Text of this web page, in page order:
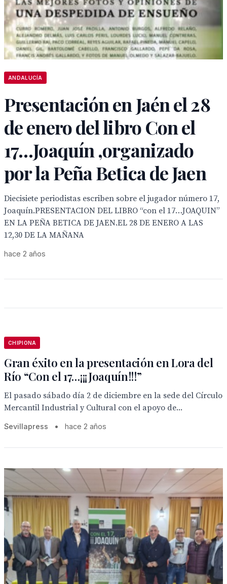
ANDALUCÍA
Presentación en Jaén el 28
de enero del libro Con el
17…Joaquín ,organizado
por la Peña Betica de Jaen
Diecisiete periodistas escriben sobre el jugador número 17,
Joaquín.PRESENTACION DEL LIBRO “con el 17…JOAQUIN”
EN LA PEÑA BETICA DE JAEN.EL 28 DE ENERO A LAS
12,30 DE LA MAÑANA
hace 2 años
CHIPIONA
Gran éxito en la presentación en Lora del
Río “Con el 17…¡¡¡Joaquín!!!”
El pasado sábado día 2 de diciembre en la sede del Círculo
Mercantil Industrial y Cultural con el apoyo de...
Sevillapress • hace 2 años